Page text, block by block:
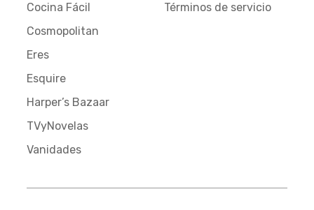
Cocina Fácil
Cosmopolitan
Eres
Esquire
Harper’s Bazaar
TVyNovelas
Vanidades
Términos de servicio